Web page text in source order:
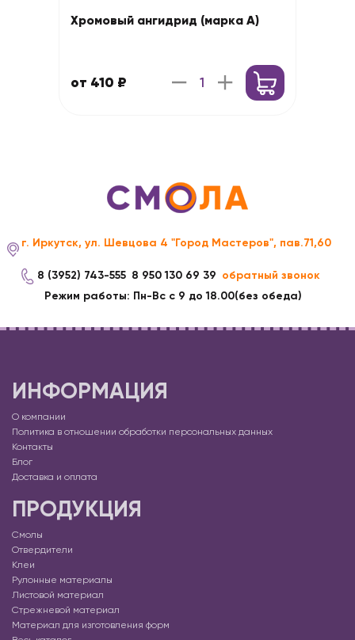
Хромовый ангидрид (марка А)
от 410 ₽
г. Иркутск, ул. Шевцова 4 "Город Мастеров", пав.71,60
8 (3952) 743-555 8 950 130 69 39 обратный звонок
Режим работы: Пн-Вс с 9 до 18.00(без обеда)
ИНФОРМАЦИЯ
О компании
Политика в отношении обработки персональных данных
Контакты
Блог
Доставка и оплата
ПРОДУКЦИЯ
Смолы
Отвердители
Клеи
Рулонные материалы
Листовой материал
Стрежневой материал
Материал для изготовления форм